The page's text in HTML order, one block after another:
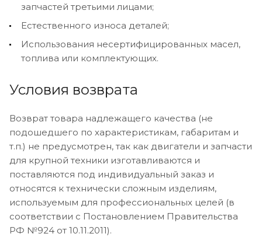
запчастей третьими лицами;
Естественного износа деталей;
Использования несертифицированных масел,
топлива или комплектующих.
Условия возврата
Возврат товара надлежащего качества (не
подошедшего по характеристикам, габаритам и
т.п.) не предусмотрен, так как двигатели и запчасти
для крупной техники изготавливаются и
поставляются под индивидуальный заказ и
относятся к технически сложным изделиям,
используемым для профессиональных целей (в
соответствии с Постановлением Правительства
РФ №924 от 10.11.2011).